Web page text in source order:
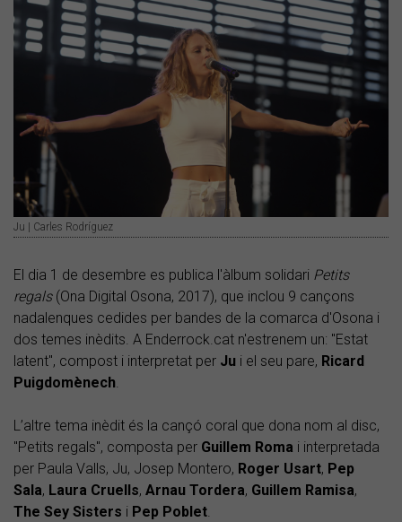
Ju | Carles Rodríguez
El dia 1 de desembre es publica l'àlbum solidari Petits
regals(Ona Digital Osona, 2017), que inclou 9 cançons
nadalenques cedides per bandes de la comarca d'Osona i
dos temes inèdits. A Enderrock.cat n'estrenem un: "Estat
latent", compost i interpretat per Ju i el seu pare, Ricard
Puigdomènech.
L’altre tema inèdit és la cançó coral que dona nom al disc,
"Petits regals", composta per Guillem Roma i interpretada
per Paula Valls, Ju, Josep Montero, Roger Usart, Pep
Sala, Laura Cruells, Arnau Tordera, Guillem Ramisa,
The Sey Sisters i Pep Poblet.